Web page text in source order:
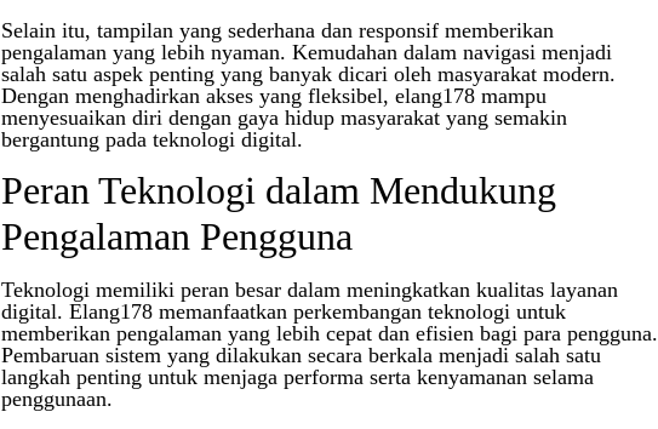
Selain itu, tampilan yang sederhana dan responsif memberikan
pengalaman yang lebih nyaman. Kemudahan dalam navigasi menjadi
salah satu aspek penting yang banyak dicari oleh masyarakat modern.
Dengan menghadirkan akses yang fleksibel, elang178 mampu
menyesuaikan diri dengan gaya hidup masyarakat yang semakin
bergantung pada teknologi digital.
Peran Teknologi dalam Mendukung
Pengalaman Pengguna
Teknologi memiliki peran besar dalam meningkatkan kualitas layanan
digital. Elang178 memanfaatkan perkembangan teknologi untuk
memberikan pengalaman yang lebih cepat dan efisien bagi para pengguna.
Pembaruan sistem yang dilakukan secara berkala menjadi salah satu
langkah penting untuk menjaga performa serta kenyamanan selama
penggunaan.